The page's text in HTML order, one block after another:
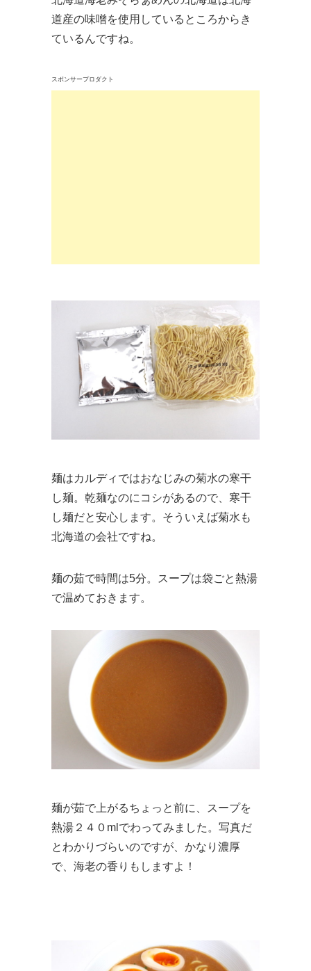
道産の味噌を使用しているところからき
ているんですね。
スポンサープロダクト
麺はカルディではおなじみの菊水の寒干
し麺。乾麺なのにコシがあるので、寒干
し麺だと安心します。そういえば菊水も
北海道の会社ですね。
麺の茹で時間は5分。スープは袋ごと熱湯
で温めておきます。
麺が茹で上がるちょっと前に、スープを
熱湯２４０mlでわってみました。写真だ
とわかりづらいのですが、かなり濃厚
で、海老の香りもしますよ！